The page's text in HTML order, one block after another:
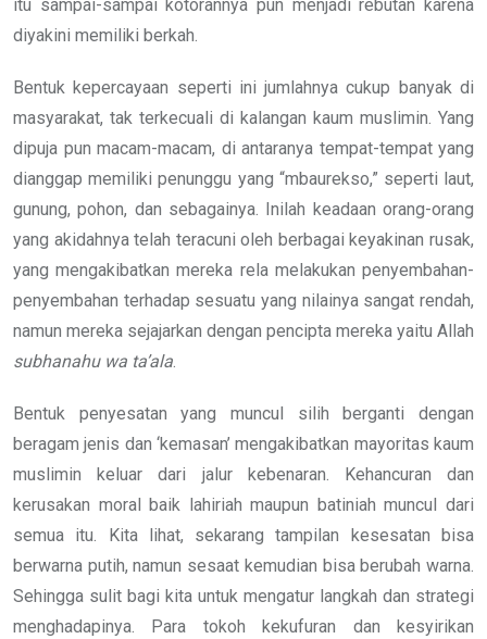
itu sampai-sampai kotorannya pun menjadi rebutan karena
diyakini memiliki berkah.
Bentuk kepercayaan seperti ini jumlahnya cukup banyak di
masyarakat, tak terkecuali di kalangan kaum muslimin. Yang
dipuja pun macam-macam, di antaranya tempat-tempat yang
dianggap memiliki penunggu yang “mbaurekso,” seperti laut,
gunung, pohon, dan sebagainya. Inilah keadaan orang-orang
yang akidahnya telah teracuni oleh berbagai keyakinan rusak,
yang mengakibatkan mereka rela melakukan penyembahan-
penyembahan terhadap sesuatu yang nilainya sangat rendah,
namun mereka sejajarkan dengan pencipta mereka yaitu Allah
subhanahu wa ta’ala.
Bentuk penyesatan yang muncul silih berganti dengan
beragam jenis dan ‘kemasan’ mengakibatkan mayoritas kaum
muslimin keluar dari jalur kebenaran. Kehancuran dan
kerusakan moral baik lahiriah maupun batiniah muncul dari
semua itu. Kita lihat, sekarang tampilan kesesatan bisa
berwarna putih, namun sesaat kemudian bisa berubah warna.
Sehingga sulit bagi kita untuk mengatur langkah dan strategi
menghadapinya. Para tokoh kekufuran dan kesyirikan